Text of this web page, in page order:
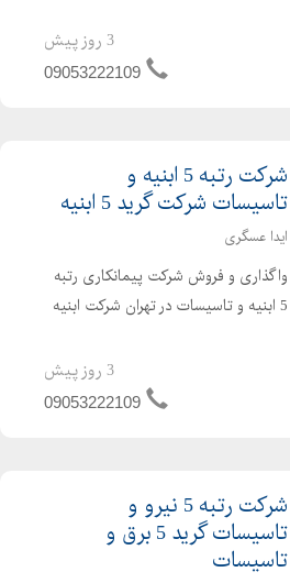
پیمانکاری و 2 سال تعهد مهندسین می
باشد . تازه تاسیس و بدون کارکرد و بدون
3 روز پیش
09053222109
شرکت رتبه 5 ابنیه و
تاسیسات شرکت گرید 5 ابنیه
ایدا عسگری
واگذاری و فروش شرکت پیمانکاری رتبه
5 ابنیه و تاسیسات در تهران شرکت ابنیه
پیمانکاری و 2 سال تعهد مهندس تازه
تاسیس و بدون کارکرد و بدون بدهی
3 روز پیش
09053222109
شرکت رتبه 5 نیرو و
تاسیسات گرید 5 برق و
تاسیسات